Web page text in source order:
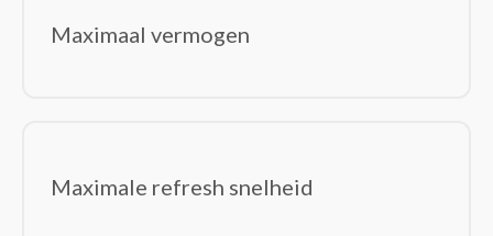
Maximaal vermogen
Maximale refresh snelheid